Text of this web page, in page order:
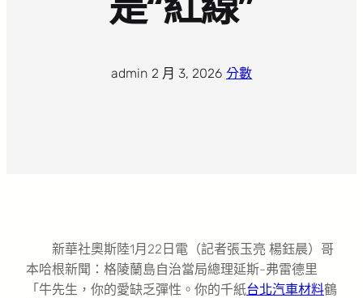
admin 2 月 3, 2026 分數
新華社奧斯陸1月22日電（記者張玉亮 楊鈺晨）哥
本哈根新聞：格陵蘭島自治當局總理延斯-弗雷德里
「牛先生，你的愛缺乏彈性。你的千紙台北汽車材料鶴